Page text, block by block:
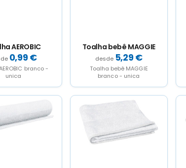
AEROBIC
0,99€
branco -
unica
Toalha bebê MAGGIE
5,29€
Toalha bebê MAGGIE
branco - unica